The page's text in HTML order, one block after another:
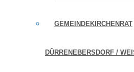
GEMEINDEKIRCHENRAT
DÜRRENEBERSDORF /